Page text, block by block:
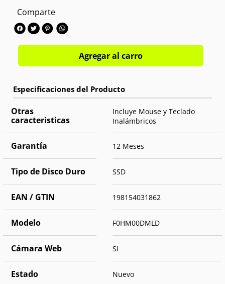
Comparte
Agregar al carro
Otras
caracteristicas
Incluye Mouse y Teclado
Inalámbricos
Garantía 12 Meses
Tipo de Disco Duro SSD
EAN / GTIN 198154031862
Modelo F0HM00DMLD
Cámara Web Si
Estado Nuevo